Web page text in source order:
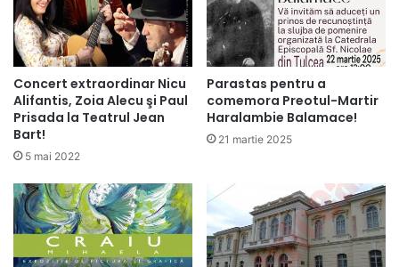
Concert extraordinar Nicu
Alifantis, Zoia Alecu şi Paul
Prisada la Teatrul Jean
Bart!
5 mai 2022
Parastas pentru a
comemora Preotul-Martir
Haralambie Balamace!
21 martie 2025